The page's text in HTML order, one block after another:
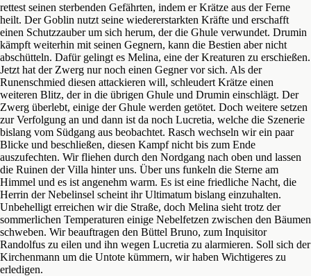
rettest seinen sterbenden Gefährten, indem er Krätze aus der Ferne
heilt. Der Goblin nutzt seine wiedererstarkten Kräfte und erschafft
einen Schutzzauber um sich herum, der die Ghule verwundet. Drumin
kämpft weiterhin mit seinen Gegnern, kann die Bestien aber nicht
abschütteln. Dafür gelingt es Melina, eine der Kreaturen zu erschießen.
Jetzt hat der Zwerg nur noch einen Gegner vor sich. Als der
Runenschmied diesen attackieren will, schleudert Krätze einen
weiteren Blitz, der in die übrigen Ghule und Drumin einschlägt. Der
Zwerg überlebt, einige der Ghule werden getötet. Doch weitere setzen
zur Verfolgung an und dann ist da noch Lucretia, welche die Szenerie
bislang vom Südgang aus beobachtet. Rasch wechseln wir ein paar
Blicke und beschließen, diesen Kampf nicht bis zum Ende
auszufechten. Wir fliehen durch den Nordgang nach oben und lassen
die Ruinen der Villa hinter uns. Über uns funkeln die Sterne am
Himmel und es ist angenehm warm. Es ist eine friedliche Nacht, die
Herrin der Nebelinsel scheint ihr Ultimatum bislang einzuhalten.
Unbehelligt erreichen wir die Straße, doch Melina sieht trotz der
sommerlichen Temperaturen einige Nebelfetzen zwischen den Bäumen
schweben. Wir beauftragen den Büttel Bruno, zum Inquisitor
Randolfus zu eilen und ihn wegen Lucretia zu alarmieren. Soll sich der
Kirchenmann um die Untote kümmern, wir haben Wichtigeres zu
erledigen.